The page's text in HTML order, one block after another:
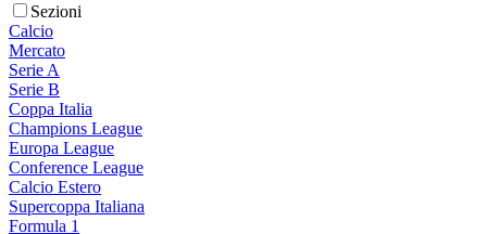
Sezioni
Calcio
Mercato
Serie A
Serie B
Coppa Italia
Champions League
Europa League
Conference League
Calcio Estero
Supercoppa Italiana
Formula 1